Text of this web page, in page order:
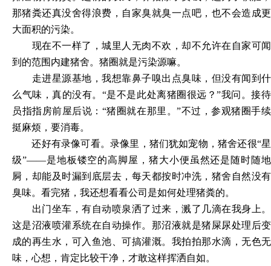
那猪粪还真没舍得浪费，自家臭就臭一点吧，也不会造成更
大面积的污染。
现在不一样了，城里人无肉不欢，却不允许在自家可闻
到的范围内建猪舍。猪圈就是污染源嘛。
走进星源基地，我想靠鼻子嗅出点臭味，但没有闻到什
么气味，真的没有。 “是不是此处离猪圈很远？”我问。接待
员指指房前屋后说：“猪圈就在那里。”不过，参观猪圈手续
挺麻烦，要消毒。
还好有录像可看。录像里，猪们犹如宠物，猪舍还很“星
级”——是地板镂空的高脚屋，猪大小便虽然还是随时随地
屙，却能及时漏到底层去，每天都按时冲洗，猪舍自然没有
臭味。看完猪，我还想看看公司是如何处理猪粪的。
出门坐车，有自动喷泉洒了过来，溅了几滴在我身上。
这是沼液喷灌系统在自动操作。那沼液就是猪屎尿处理后变
成的再生水，可入鱼池、可搞灌溉。我拍拍那水滴，无色无
味，心想，肯定比较干净，才敢这样挥洒自如。